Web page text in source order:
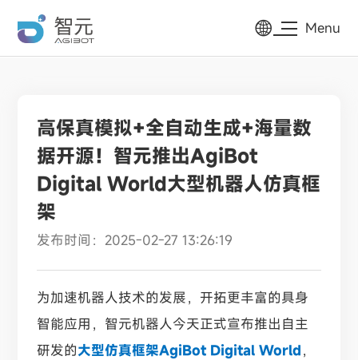
Menu
高保真模拟+全自动生成+海量数
据开源！智元推出AgiBot
Digital World大型机器人仿真框
架
发布时间：2025-02-27 13:26:19
为加速机器人技术的发展，开拓更丰富的具身
智能应用，智元机器人今天正式宣布推出自主
研发的大型仿真框架AgiBot Digital World，